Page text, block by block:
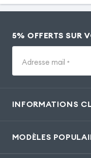
5% OFFERTS SUR
Adresse mail *
INFORMATIONS
MODÈLES